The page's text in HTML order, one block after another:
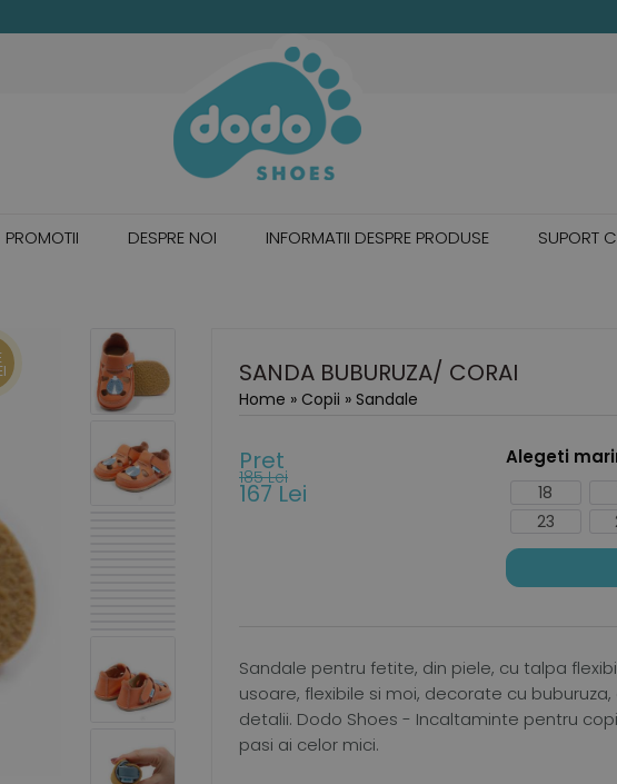
PROMOTII DESPRE NOI INFORMATII DESPRE PRODUSE SUPORT
SANDA BUBURUZA/ CORAI
Home » Copii » Sandale
Pret
185 Lei
167 Lei
Alegeti
18
23
Sandale pentru fetite, din piele, cu talpa
usoare, flexibile si moi, decorate cu
detalii. Dodo Shoes - Incaltaminte pentru
pasi ai celor mici.